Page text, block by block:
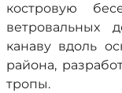
костровую
ветровальных
канаву вдоль
района,
тропы.